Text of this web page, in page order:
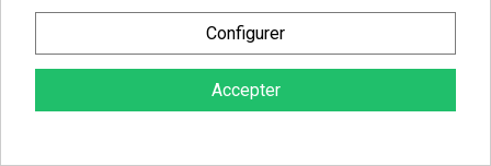
Configurer
Accepter